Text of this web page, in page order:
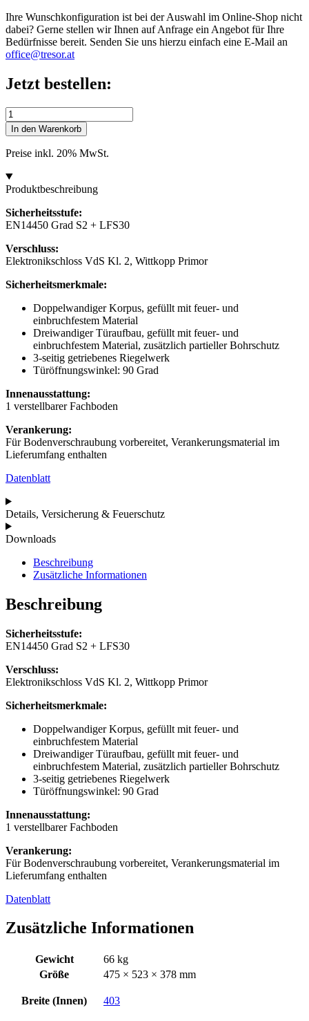
Ihre Wunschkonfiguration ist bei der Auswahl im Online-Shop nicht
dabei? Gerne stellen wir Ihnen auf Anfrage ein Angebot für Ihre
Bedürfnisse bereit. Senden Sie uns hierzu einfach eine E-Mail an
office@tresor.at
Jetzt bestellen:
Wertheim
Wertschutzschrank
ZS01
Menge
In den Warenkorb
Preise inkl. 20% MwSt.
Produktbeschreibung
Sicherheitsstufe:
EN14450 Grad S2 + LFS30
Verschluss:
Elektronikschloss VdS Kl. 2, Wittkopp Primor
Sicherheitsmerkmale:
Doppelwandiger Korpus, gefüllt mit feuer- und
einbruchfestem Material
Dreiwandiger Türaufbau, gefüllt mit feuer- und
einbruchfestem Material, zusätzlich partieller Bohrschutz
3-seitig getriebenes Riegelwerk
Türöffnungswinkel: 90 Grad
Innenausstattung:
1 verstellbarer Fachboden
Verankerung:
Für Bodenverschraubung vorbereitet, Verankerungsmaterial im
Lieferumfang enthalten
Datenblatt
Details, Versicherung & Feuerschutz
Downloads
Beschreibung
Zusätzliche Informationen
Beschreibung
Sicherheitsstufe:
EN14450 Grad S2 + LFS30
Verschluss:
Elektronikschloss VdS Kl. 2, Wittkopp Primor
Sicherheitsmerkmale:
Doppelwandiger Korpus, gefüllt mit feuer- und
einbruchfestem Material
Dreiwandiger Türaufbau, gefüllt mit feuer- und
einbruchfestem Material, zusätzlich partieller Bohrschutz
3-seitig getriebenes Riegelwerk
Türöffnungswinkel: 90 Grad
Innenausstattung:
1 verstellbarer Fachboden
Verankerung:
Für Bodenverschraubung vorbereitet, Verankerungsmaterial im
Lieferumfang enthalten
Datenblatt
Zusätzliche Informationen
Gewicht
66 kg
Größe
475 × 523 × 378 mm
Breite (Innen) 403